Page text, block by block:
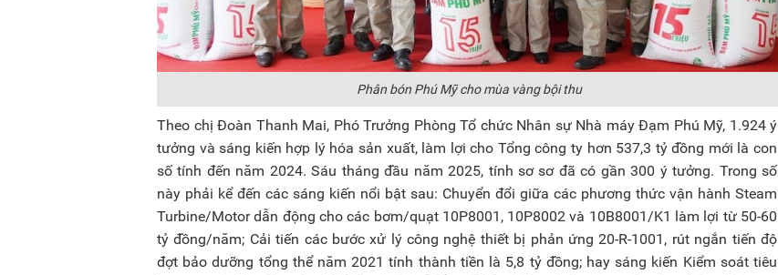
Phân bón Phú Mỹ cho mùa vàng bội thu
Theo chị Đoàn Thanh Mai, Phó Trưởng Phòng Tổ chức Nhân sự Nhà máy Đạm Phú Mỹ, 1.924 ý
tưởng và sáng kiến hợp lý hóa sản xuất, làm lợi cho Tổng công ty hơn 537,3 tỷ đồng mới là con
số tính đến năm 2024. Sáu tháng đầu năm 2025, tính sơ sơ đã có gần 300 ý tưởng. Trong số
này phải kể đến các sáng kiến nổi bật sau: Chuyển đổi giữa các phương thức vận hành Steam
Turbine/Motor dẫn động cho các bơm/quạt 10P8001, 10P8002 và 10B8001/K1 làm lợi từ 50-60
tỷ đồng/năm; Cải tiến các bước xử lý công nghệ thiết bị phản ứng 20-R-1001, rút ngắn tiến độ
đợt bảo dưỡng tổng thể năm 2021 tính thành tiền là 5,8 tỷ đồng; hay sáng kiến Kiểm soát tiêu